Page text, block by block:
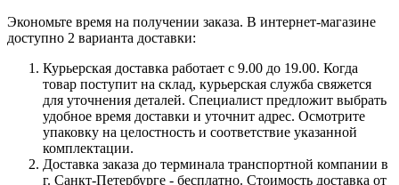
Экономьте время на получении заказа. В интернет-магазине
доступно 2 варианта доставки:
Курьерская доставка работает с 9.00 до 19.00. Когда
товар поступит на склад, курьерская служба свяжется
для уточнения деталей. Специалист предложит выбрать
удобное время доставки и уточнит адрес. Осмотрите
упаковку на целостность и соответствие указанной
комплектации.
Доставка заказа до терминала транспортной компании в
г. Санкт-Петербурге - бесплатно. Стоимость доставка от